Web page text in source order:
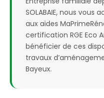
SOLABAIE, nous vous
aux aides
certification RGE Eco
bénéficier de ces
travaux
Bayeux.